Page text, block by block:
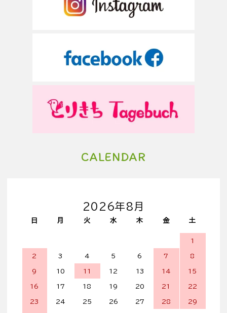
CALENDAR
2026年8月
日 月 火 水 木 金 土
1
2 3 4 5 6 7 8
9 10 11 12 13 14 15
16 17 18 19 20 21 22
23 24 25 26 27 28 29